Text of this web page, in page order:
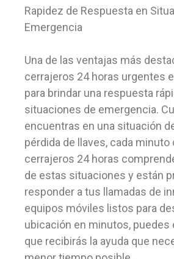
Rapidez de Respuesta en
Emergencia
Una de las ventajas más
cerrajeros 24 horas urgentes
para brindar una respuesta
situaciones de emergencia.
encuentras en una situación
pérdida de llaves, cada minuto
cerrajeros 24 horas
de estas situaciones y están
responder a tus llamadas de
equipos móviles listos para
ubicación en minutos, puedes
que recibirás la ayuda que